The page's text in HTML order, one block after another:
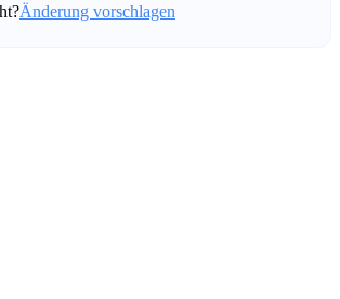
Änderung vorschlagen